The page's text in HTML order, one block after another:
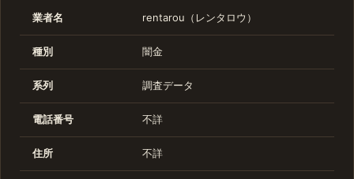
業者名 rentarou（レンタロウ）
種別 闇金
系列 調査データ
電話番号 不詳
住所 不詳